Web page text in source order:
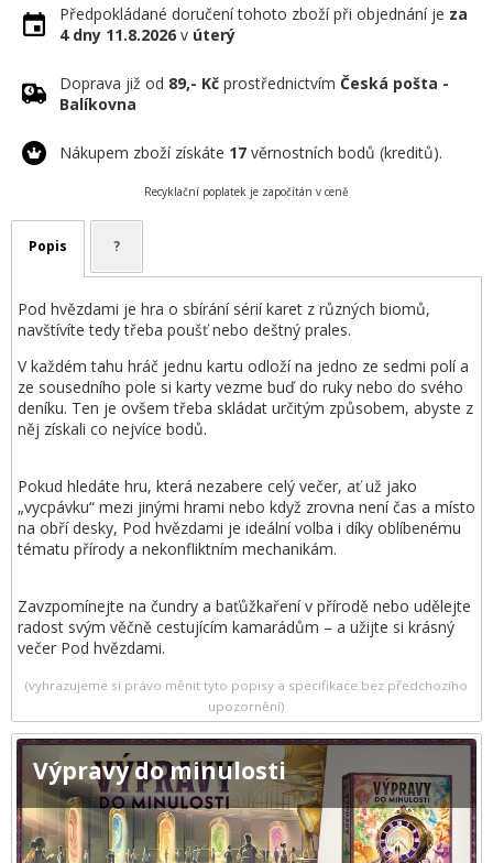
Předpokládané doručení tohoto zboží při objednání je za
4 dny 11.8.2026 v úterý
Doprava již od 89,- Kč prostřednictvím Česká pošta -
Balíkovna
Nákupem zboží získáte 17 věrnostních bodů (kreditů).
Recyklační poplatek je započítán v ceně
Popis ?
Pod hvězdami je hra o sbírání sérií karet z různých biomů,
navštívíte tedy třeba poušť nebo deštný prales.
V každém tahu hráč jednu kartu odloží na jedno ze sedmi polí a
ze sousedního pole si karty vezme buď do ruky nebo do svého
deníku. Ten je ovšem třeba skládat určitým způsobem, abyste z
něj získali co nejvíce bodů.
Pokud hledáte hru, která nezabere celý večer, ať už jako
„vycpávku“ mezi jinými hrami nebo když zrovna není čas a místo
na obří desky, Pod hvězdami je ideální volba i díky oblíbenému
tématu přírody a nekonfliktním mechanikám.
Zavzpomínejte na čundry a baťůžkaření v přírodě nebo udělejte
radost svým věčně cestujícím kamarádům – a užijte si krásný
večer Pod hvězdami.
(vyhrazujeme si právo měnit tyto popisy a specifikace bez předchozího
upozornění)
Výpravy do minulosti